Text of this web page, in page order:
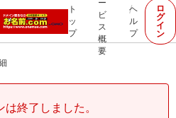
ト
ッ
プ
ー
ビ
ス
概
要
ヘ
ル
プ
ロ
グ
イ
ン
は終了しました。